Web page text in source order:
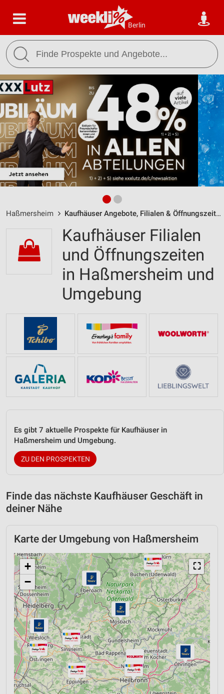
Berlin
Haßmersheim Kaufhäuser Angebote, Filialen & Öffnungszeiten
Kaufhäuser Filialen
und Öffnungszeiten
in Haßmersheim und
Umgebung
Es gibt 7 aktuelle Prospekte für Kaufhäuser in
Haßmersheim und Umgebung.
ZU DEN PROSPEKTEN
Finde das nächste Kaufhäuser Geschäft in
deiner Nähe
Karte der Umgebung von Haßmersheim
⛶
+
−